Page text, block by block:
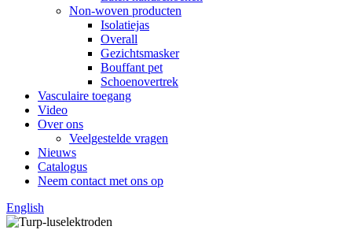
Non-woven producten
Isolatiejas
Overall
Gezichtsmasker
Bouffant pet
Schoenovertrek
Vasculaire toegang
Video
Over ons
Veelgestelde vragen
Nieuws
Catalogus
Neem contact met ons op
English